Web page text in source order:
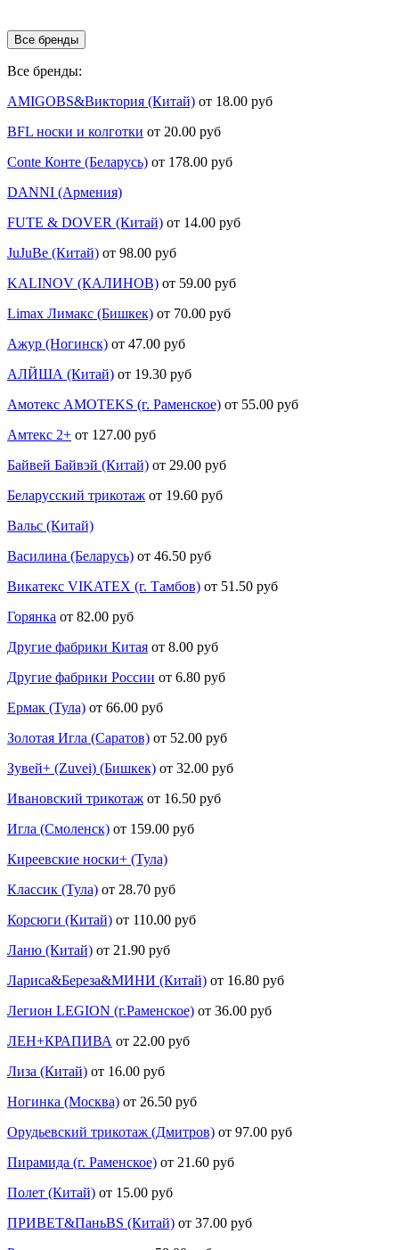
Все бренды
Все бренды:
AMIGOBS&Виктория (Китай) от 18.00 руб
BFL носки и колготки от 20.00 руб
Conte Конте (Беларусь) от 178.00 руб
DANNI (Армения)
FUTE & DOVER (Китай) от 14.00 руб
JuJuBe (Китай) от 98.00 руб
KALINOV (КАЛИНОВ) от 59.00 руб
Limax Лимакс (Бишкек) от 70.00 руб
Ажур (Ногинск) от 47.00 руб
АЛЙША (Китай) от 19.30 руб
Амотекс AMOTEKS (г. Раменское) от 55.00 руб
Амтекс 2+ от 127.00 руб
Байвей Байвэй (Китай) от 29.00 руб
Беларусский трикотаж от 19.60 руб
Вальс (Китай)
Василина (Беларусь) от 46.50 руб
Викатекс VIKATEX (г. Тамбов) от 51.50 руб
Горянка от 82.00 руб
Другие фабрики Китая от 8.00 руб
Другие фабрики России от 6.80 руб
Ермак (Тула) от 66.00 руб
Золотая Игла (Саратов) от 52.00 руб
Зувей+ (Zuvei) (Бишкек) от 32.00 руб
Ивановский трикотаж от 16.50 руб
Игла (Смоленск) от 159.00 руб
Киреевские носки+ (Тула)
Классик (Тула) от 28.70 руб
Корсюги (Китай) от 110.00 руб
Ланю (Китай) от 21.90 руб
Лариса&Береза&МИНИ (Китай) от 16.80 руб
Легион LEGION (г.Раменское) от 36.00 руб
ЛЕН+КРАПИВА от 22.00 руб
Лиза (Китай) от 16.00 руб
Ногинка (Москва) от 26.50 руб
Орудьевский трикотаж (Дмитров) от 97.00 руб
Пирамида (г. Раменское) от 21.60 руб
Полет (Китай) от 15.00 руб
ПРИВЕТ&ПаньBS (Китай) от 37.00 руб